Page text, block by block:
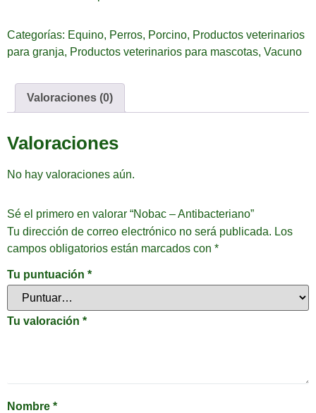
Categorías: Equino, Perros, Porcino, Productos veterinarios
para granja, Productos veterinarios para mascotas, Vacuno
Valoraciones (0)
Valoraciones
No hay valoraciones aún.
Sé el primero en valorar “Nobac – Antibacteriano”
Tu dirección de correo electrónico no será publicada. Los
campos obligatorios están marcados con *
Tu puntuación *
Tu valoración *
Nombre *